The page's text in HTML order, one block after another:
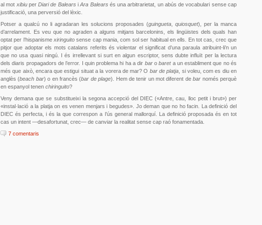
al mot xibiuperDiari de Balears iAra Balears és una arbitrarietat, un abús de vocabulari sense cap
justificació, una perversió del lèxic.
Potser a qualcú no li agradaran les solucions proposades (guingueta quiosquet), per la manca
d’arrelament. Es veu que no agraden a alguns mitjans barcelonins, els lingüistes dels quals han
optat per l’hispanismexiringuito sense cap mania, com sol ser habitual en ells. En tot cas, crec que
pitjor que adoptar els mots catalans referits és violentar el significat d’una paraula atribuint-li’n un
que no usa quasi ningú. I és irrellevant si surt en algun escriptor, sens dubte influït per la lectura
dels diaris propagadors de l’error. I quin problema hi ha a dir barobareta un establiment que no és
més que això, encara que estigui situat a la vorera de mar? O bar de platja , si voleu, com es diu en
anglès (beach bar) o en francès (bar de plage). Hem de tenir un mot diferent debar només perquè
en espanyol tenen chiringuito?
Veny demana que se substitueixi la segona accepció del DIEC («Antre, cau, lloc petit i brut») per
«instal·lació a la platja on es venen menjars i begudes». Jo deman que no ho facin. La definició del
DIEC és perfecta, i és la que correspon a l’ús general mallorquí. La definició proposada és en tot
cas un intent —desafortunat, crec— de canviar la realitat sense cap raó fonamentada.
7 comentaris